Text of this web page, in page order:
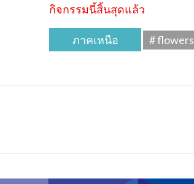
กิจกรรมนี้สิ้นสุดแล้ว
ภาคเหนือ # flowers